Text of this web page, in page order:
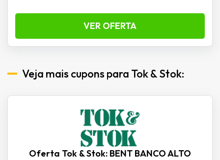
VER OFERTA
Veja mais cupons para Tok & Stok:
Oferta Tok & Stok: BENT BANCO ALTO